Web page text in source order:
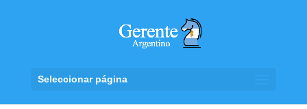
Seleccionar página